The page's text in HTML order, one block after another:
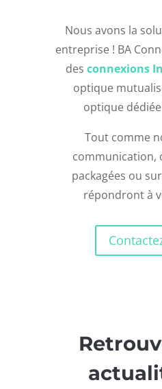
Nous avons la
entreprise ! BA
desconnexions
optique
optique
Tout comme
communication,
packagées ou
répondront à